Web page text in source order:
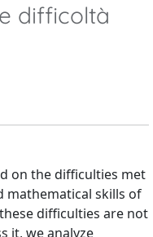
difficoltà
on the difficulties met
mathematical skills of
difficulties are not
it, we analyze